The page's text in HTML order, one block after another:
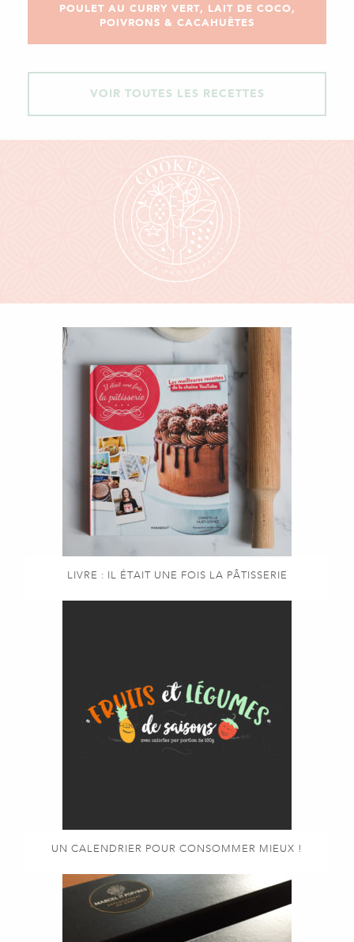
POULET AU CURRY VERT, LAIT DE COCO,
POIVRONS & CACAHUÈTES
VOIR TOUTES LES RECETTES
LIVRE : IL ÉTAIT UNE FOIS LA PÂTISSERIE
UN CALENDRIER POUR CONSOMMER MIEUX !